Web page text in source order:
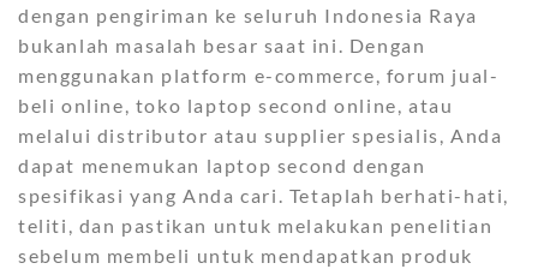
dengan pengiriman ke seluruh Indonesia Raya
bukanlah masalah besar saat ini. Dengan
menggunakan platform e-commerce, forum jual-
beli online, toko laptop second online, atau
melalui distributor atau supplier spesialis, Anda
dapat menemukan laptop second dengan
spesifikasi yang Anda cari. Tetaplah berhati-hati,
teliti, dan pastikan untuk melakukan penelitian
sebelum membeli untuk mendapatkan produk